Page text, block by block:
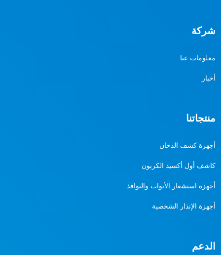
شركة
معلومات عنا
أخبار
منتجاتنا
أجهزة كشف الدخان
كاشف أول أكسيد الكربون
أجهزة استشعار الأبواب والنوافذ
أجهزة الإنذار الشخصية
الدعم